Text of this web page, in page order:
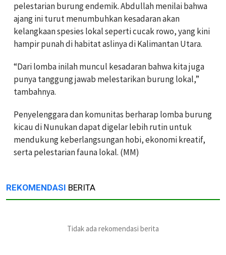
pelestarian burung endemik. Abdullah menilai bahwa
ajang ini turut menumbuhkan kesadaran akan
kelangkaan spesies lokal seperti cucak rowo, yang kini
hampir punah di habitat aslinya di Kalimantan Utara.
“Dari lomba inilah muncul kesadaran bahwa kita juga
punya tanggung jawab melestarikan burung lokal,”
tambahnya.
Penyelenggara dan komunitas berharap lomba burung
kicau di Nunukan dapat digelar lebih rutin untuk
mendukung keberlangsungan hobi, ekonomi kreatif,
serta pelestarian fauna lokal. (MM)
REKOMENDASI BERITA
Tidak ada rekomendasi berita